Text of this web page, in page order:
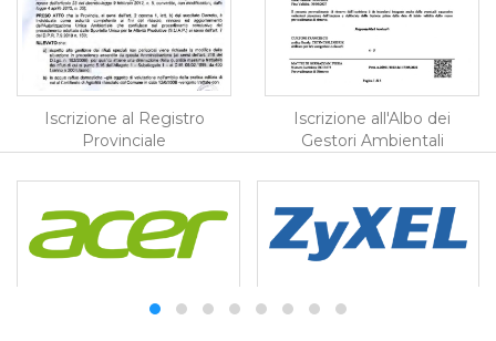
Iscrizione al Registro
Provinciale
Iscrizione all'Albo dei
Gestori Ambientali